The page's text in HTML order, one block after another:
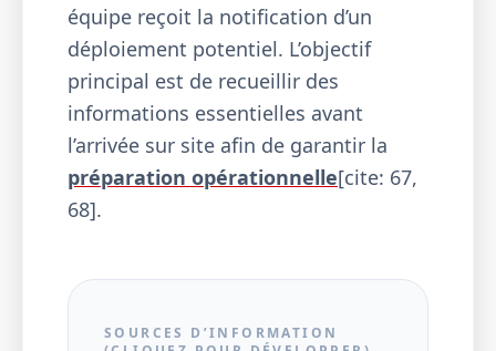
équipe reçoit la notification d’un
déploiement potentiel. L’objectif
principal est de recueillir des
informations essentielles avant
l’arrivée sur site afin de garantir la
préparation opérationnelle[cite: 67,
68].
SOURCES D’INFORMATION